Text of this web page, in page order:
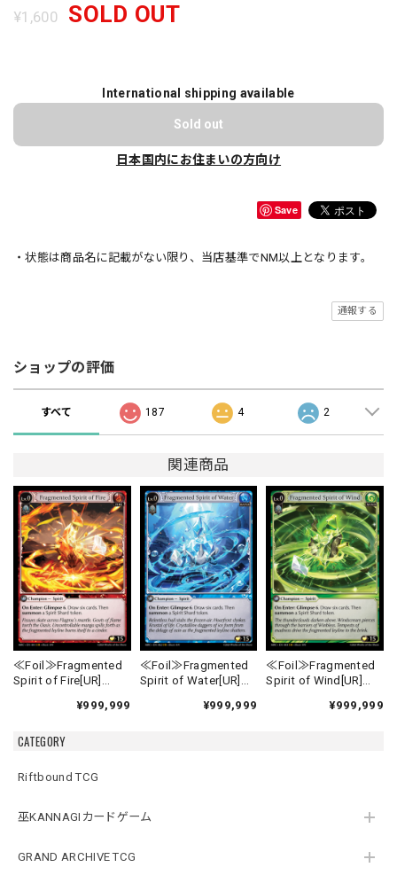
CATEGORY
Riftbound TCG
巫KANNAGIカードゲーム
GRAND ARCHIVE TCG
¥1,600 SOLD OUT
International shipping available
Sold out
日本国内にお住まいの方向け
Save
・状態は商品名に記載がない限り、当店基準でNM以上となります。
通報する
ショップの評価
すべて 187 4 2
関連商品
≪Foil≫Fragmented
Spirit of Fire[UR]
¥999,999
≪Foil≫Fragmented
Spirit of Water[UR]
¥999,999
≪Foil≫Fragmented
Spirit of Wind[UR]
¥999,999